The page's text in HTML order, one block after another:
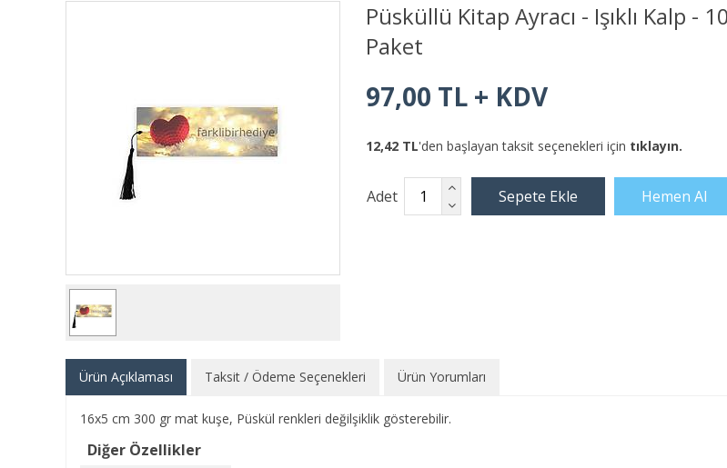
Püsküllü Kitap Ayracı - Işıklı Kalp -
Paket
97,00 TL + KDV
12,42 TL'den başlayan taksit seçenekleri için tıklayın.
Adet
Ürün Açıklaması Taksit / Ödeme Seçenekleri Ürün Yorumları
16x5 cm 300 gr mat kuşe, Püskül renkleri değilşiklik gösterebilir.
Diğer Özellikler